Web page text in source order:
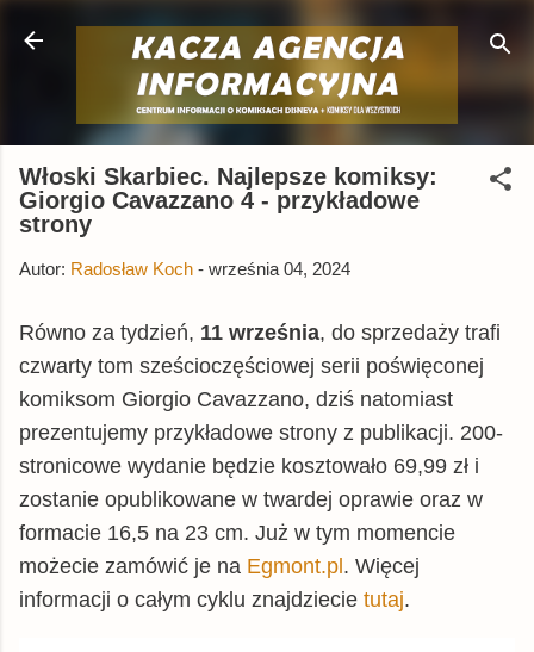
Przejdź do głównej zawartości
Włoski Skarbiec. Najlepsze komiksy:
Giorgio Cavazzano 4 - przykładowe
strony
Autor: Radosław Koch - września 04, 2024
Równo za tydzień, 11 września, do sprzedaży trafi
czwarty tom sześcioczęściowej serii poświęconej
komiksom Giorgio Cavazzano, dziś natomiast
prezentujemy przykładowe strony z publikacji. 200-
stronicowe wydanie będzie kosztowało 69,99 zł i
zostanie opublikowane w twardej oprawie oraz w
formacie 16,5 na 23 cm. Już w tym momencie
możecie zamówić je na Egmont.pl. Więcej
informacji o całym cyklu znajdziecie tutaj.